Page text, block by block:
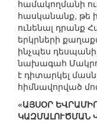
համակողմանի
հասկանանք, թե
ունենալ դրանք
երկրների
ինչպես
նախագահ
է դիտարկել
հիմնավորված
«ԱՅՍՕՐ
ԿԱԶՄԱԼՈՒԾՄԱՆ